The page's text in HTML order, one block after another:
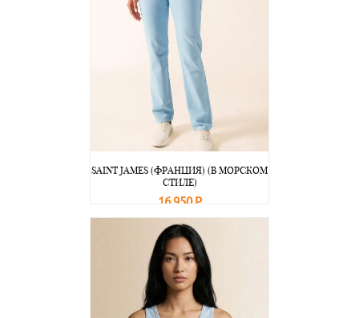
SAINT JAMES (ФРАНЦИЯ) (В МОРСКОМ
СТИЛЕ)
16 950 Р